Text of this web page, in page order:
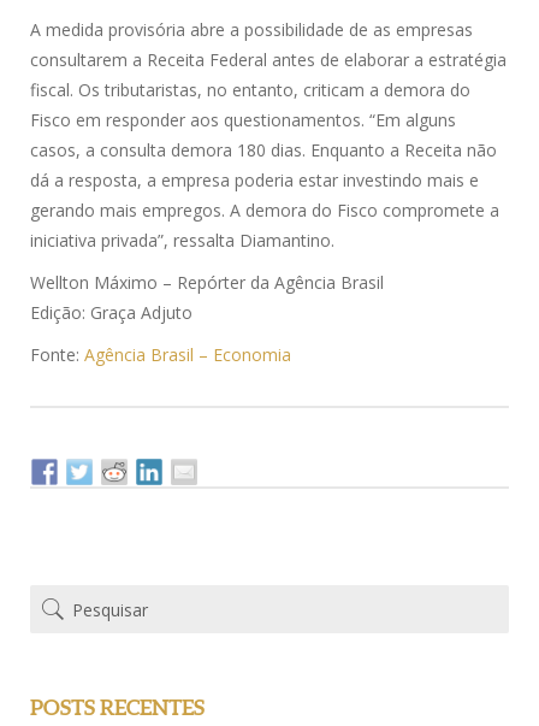
A medida provisória abre a possibilidade de as empresas
consultarem a Receita Federal antes de elaborar a estratégia
fiscal. Os tributaristas, no entanto, criticam a demora do
Fisco em responder aos questionamentos. “Em alguns
casos, a consulta demora 180 dias. Enquanto a Receita não
dá a resposta, a empresa poderia estar investindo mais e
gerando mais empregos. A demora do Fisco compromete a
iniciativa privada”, ressalta Diamantino.
Wellton Máximo – Repórter da Agência Brasil
Edição: Graça Adjuto
Fonte: Agência Brasil – Economia
POSTS RECENTES